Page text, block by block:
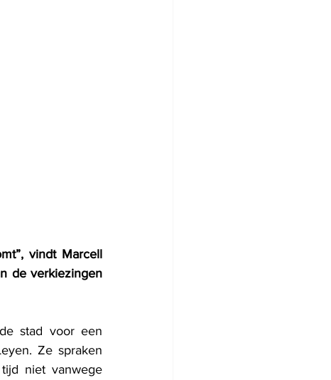
vindt Marcell
de verkiezingen
stad voor een
Ze spraken
niet vanwege